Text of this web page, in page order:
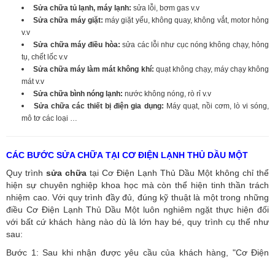
Sửa chữa tủ lạnh, máy lạnh: sửa lỗi, bơm gas v.v
Sửa chữa máy giặt:máy giặt yếu, không quay, không vắt, motor hỏng
v.v
Sửa chữa máy điều hòa: sửa các lỗi như cục nóng không chạy, hỏng
tụ, chết lốc v.v
Sửa chữa máy làm mát không khí: quạt không chạy, máy chạy không
mát v.v
Sửa chữa bình nóng lạnh: nước không nóng, rò rỉ v.v
Sửa chữa các thiết bị điện gia dụng: Máy quạt, nồi cơm, lò vi sóng,
mô tơ các loại …
CÁC BƯỚC SỬA CHỮA TẠI CƠ ĐIỆN LẠNH THỦ DẦU MỘT
Quy trình sửa chữa tại Cơ Điện Lạnh Thủ Dầu Một không chỉ thể
hiện sự chuyên nghiệp khoa học mà còn thể hiện tinh thần trách
nhiệm cao. Với quy trình đầy đủ, đúng kỹ thuật là một trong những
điều Cơ Điện Lạnh Thủ Dầu Một luôn nghiêm ngặt thực hiện đối
với bất cứ khách hàng nào dù là lớn hay bé, quy trình cụ thể như
sau:
Bước 1: Sau khi nhận được yêu cầu của khách hàng, "Cơ Điện